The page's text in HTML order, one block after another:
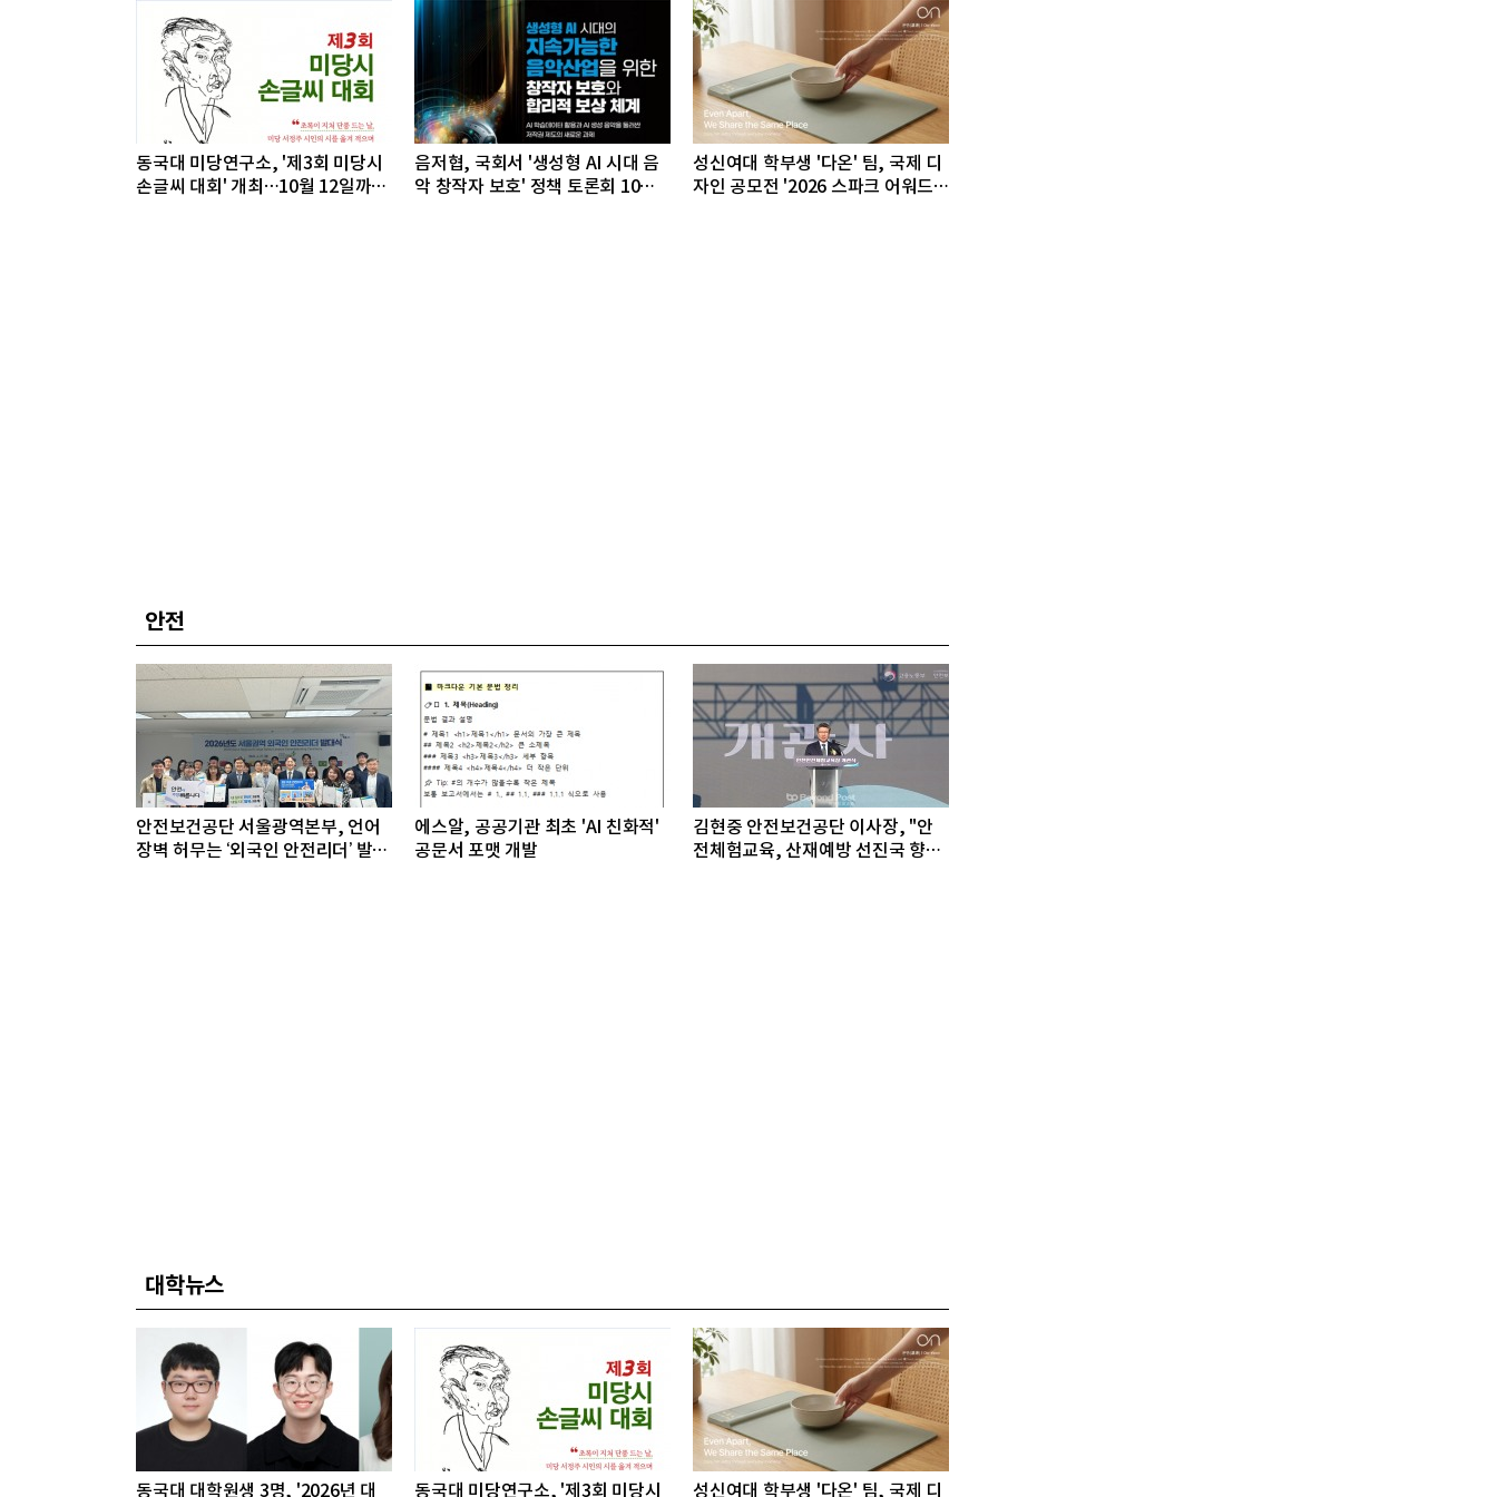
동국대 미당연구소, '제3회 미당시
손글씨 대회' 개최…10월 12일까지
음저협, 국회서 '생성형 AI 시대 음
악 창작자 보호' 정책 토론회 10일
성신여대 학부생 '다온' 팀, 국제 디
자인 공모전 '2026 스파크 어워드'
안전
안전보건공단 서울광역본부, 언어
장벽 허무는 ‘외국인 안전리더’ 발대
에스알, 공공기관 최초 'AI 친화적'
공문서 포맷 개발
김현중 안전보건공단 이사장, "안
전체험교육, 산재예방 선진국 향한
대학뉴스
동국대 대학원생 3명, '2026년 대 동국대 미당연구소, '제3회 미당시 성신여대 학부생 '다온' 팀, 국제 디